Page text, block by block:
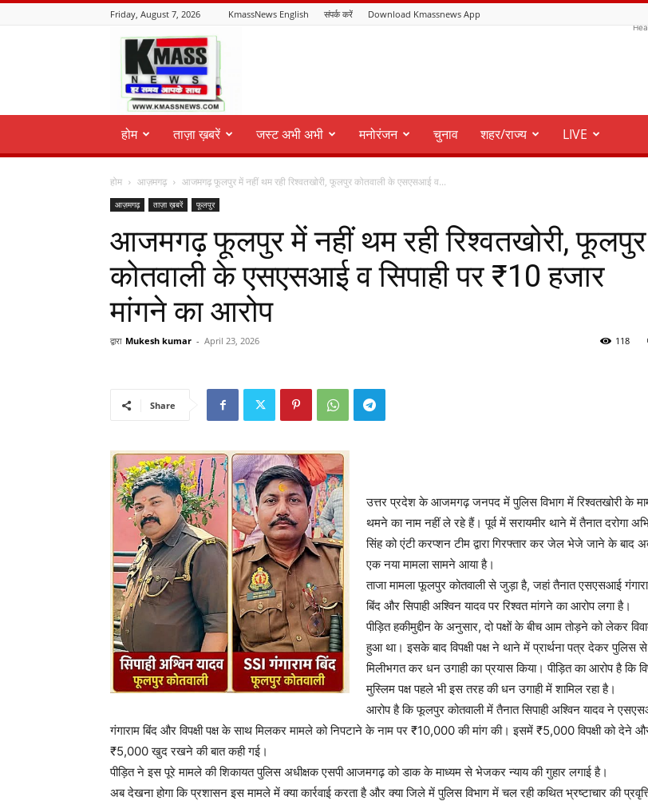
Friday, August 7, 2026 KmassNews English संपर्क करें Download Kmassnews App
KmassNews
होम ताज़ा ख़बरें जस्ट अभी अभी मनोरंजन चुनाव शहर/राज्य LIVE
होम आज़मगढ़ आजमगढ़ फूलपुर में नहीं थम रही रिश्वतखोरी, फूलपुर कोतवाली के एसएसआई व...
आज़मगढ़ ताज़ा ख़बरें फूलपुर
आजमगढ़ फूलपुर में नहीं थम रही रिश्वतखोरी, फूलपुर
कोतवाली के एसएसआई व सिपाही पर ₹10 हजार
मांगने का आरोप
द्वारा Mukesh kumar - April 23, 2026 118
Share
उत्तर प्रदेश के आजमगढ़ जनपद में पुलिस विभाग में रिश्वतखोरी के
थमने का नाम नहीं ले रहे हैं। पूर्व में सरायमीर थाने में तैनात दरोगा
सिंह को एंटी करप्शन टीम द्वारा गिरफ्तार कर जेल भेजे जाने के बाद
एक नया मामला सामने आया है।
ताजा मामला फूलपुर कोतवाली से जुड़ा है, जहां तैनात एसएसआई
बिंद और सिपाही अश्विन यादव पर रिश्वत मांगने का आरोप लगा है।
पीड़ित हकीमुद्दीन के अनुसार, दो पक्षों के बीच आम तोड़ने को लेकर
हुआ था। इसके बाद विपक्षी पक्ष ने थाने में प्रार्थना पत्र देकर पुलिस से
मिलीभगत कर धन उगाही का प्रयास किया। पीड़ित का आरोप है कि
मुस्लिम पक्ष पहले भी इस तरह की धन उगाही में शामिल रहा है।
आरोप है कि फूलपुर कोतवाली में तैनात सिपाही अश्विन यादव ने
गंगाराम बिंद और विपक्षी पक्ष के साथ मिलकर मामले को निपटाने के नाम पर ₹10,000 की मांग की। इसमें ₹5,000 विपक्षी को देने
₹5,000 खुद रखने की बात कही गई।
पीड़ित ने इस पूरे मामले की शिकायत पुलिस अधीक्षक एसपी आजमगढ़ को डाक के माध्यम से भेजकर न्याय की गुहार लगाई है।
अब देखना होगा कि प्रशासन इस मामले में क्या कार्रवाई करता है और क्या जिले में पुलिस विभाग में चल रही कथित भ्रष्टाचार की